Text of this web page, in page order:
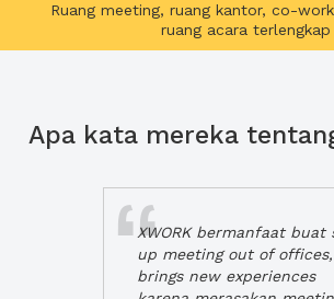
Ruang meeting, ruang kantor, co-
ruang acara terlengkap
Apa kata mereka
XWORK bermanfaat buat
up meeting out of offices,
brings new experiences